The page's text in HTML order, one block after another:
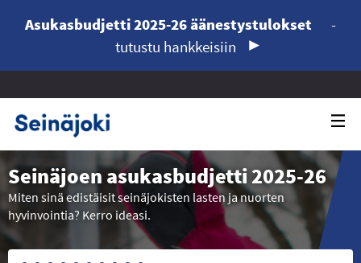
Asukasbudjetti 2025-26 äänestystulokset
-
tutustu hankkeisiin
Seinäjoen asukasbudjetti 2025-26
Miten sinä edistäisit seinäjokisten lasten ja nuorten
hyvinvointia? Kerro ideasi.